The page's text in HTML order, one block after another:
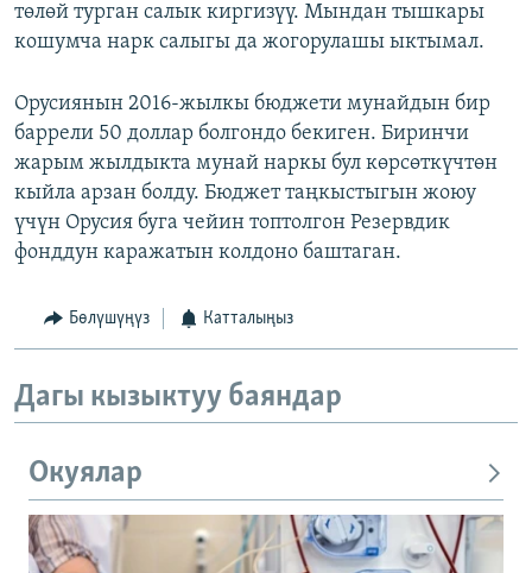
төлөй турган салык киргизүү. Мындан тышкары
кошумча нарк салыгы да жогорулашы ыктымал.
Орусиянын 2016-жылкы бюджети мунайдын бир
баррели 50 доллар болгондо бекиген. Биринчи
жарым жылдыкта мунай наркы бул көрсөткүчтөн
кыйла арзан болду. Бюджет таңкыстыгын жоюу
үчүн Орусия буга чейин топтолгон Резервдик
фонддун каражатын колдоно баштаган.
Бөлүшүңүз Катталыңыз
Дагы кызыктуу баяндар
Окуялар